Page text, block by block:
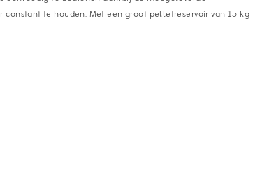
te houden. Met een groot pelletreservoir van 15 kg